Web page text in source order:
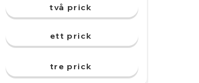
två prick
ett prick
tre prick